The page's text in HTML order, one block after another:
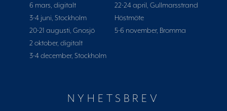
6 mars, digitalt
3-4 juni, Stockholm
20-21 augusti, Gnosjö
2 oktober, digitalt
3-4 december, Stockholm
22-24 april, Gullmarsstrand
Höstmöte
5-6 november, Bromma
NYHETSBREV